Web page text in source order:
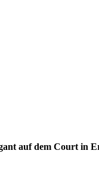
auf dem Court in